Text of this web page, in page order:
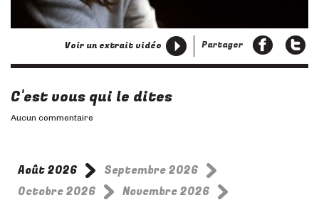
Partager
Voir un extrait vidéo
C'est vous qui le dites
Aucun commentaire
Août 2026
Septembre 2026
Octobre 2026
Novembre 2026